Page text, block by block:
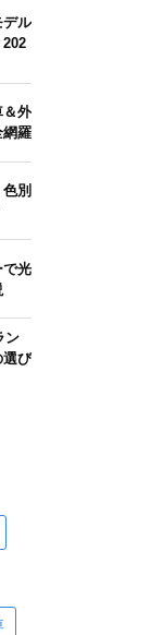
デル
＆外
網羅
別
で光
ン
選び